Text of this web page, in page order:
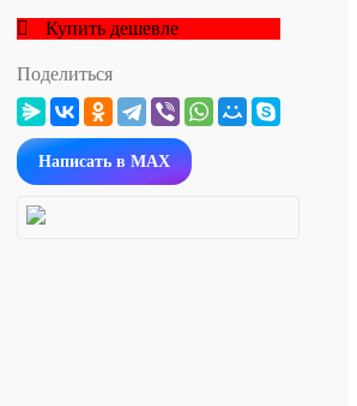
Купить дешевле
Поделиться
Написать в MAX